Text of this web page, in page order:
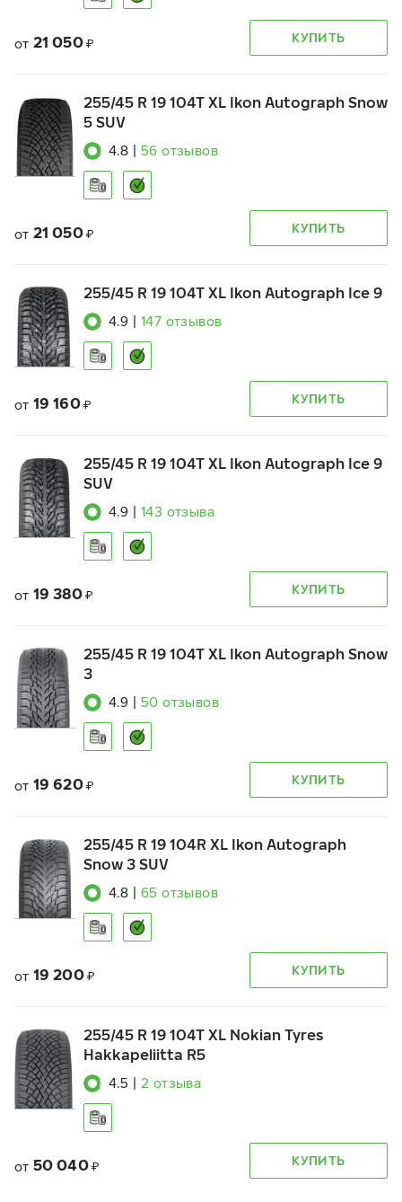
от 21 050 ₽ КУПИТЬ
255/45 R 19 104T XL Ikon Autograph Snow
5 SUV
4.8 56 отзывов
от 21 050 ₽ КУПИТЬ
255/45 R 19 104T XL Ikon Autograph Ice 9
4.9 147 отзывов
от 19 160 ₽ КУПИТЬ
255/45 R 19 104T XL Ikon Autograph Ice 9
SUV
4.9 143 отзыва
от 19 380 ₽ КУПИТЬ
255/45 R 19 104T XL Ikon Autograph Snow
3
4.9 50 отзывов
от 19 620 ₽ КУПИТЬ
255/45 R 19 104R XL Ikon Autograph
Snow 3 SUV
4.8 65 отзывов
от 19 200 ₽ КУПИТЬ
255/45 R 19 104T XL Nokian Tyres
Hakkapeliitta R5
4.5 2 отзыва
от 50 040 ₽ КУПИТЬ